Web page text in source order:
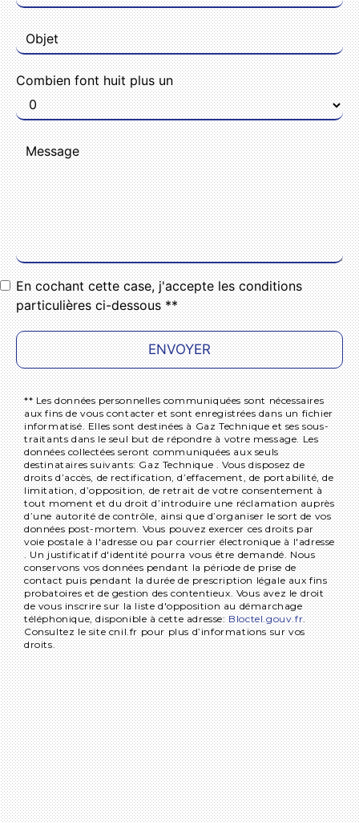
Combien font huit plus un
En cochant cette case, j'accepte les conditions
particulières ci-dessous **
ENVOYER
** Les données personnelles communiquées sont nécessaires
aux fins de vous contacter et sont enregistrées dans un fichier
informatisé. Elles sont destinées à Gaz Technique et ses sous-
traitants dans le seul but de répondre à votre message. Les
données collectées seront communiquées aux seuls
destinataires suivants: Gaz Technique . Vous disposez de
droits d’accès, de rectification, d’effacement, de portabilité, de
limitation, d’opposition, de retrait de votre consentement à
tout moment et du droit d’introduire une réclamation auprès
d’une autorité de contrôle, ainsi que d’organiser le sort de vos
données post-mortem. Vous pouvez exercer ces droits par
voie postale à l'adresse ou par courrier électronique à l'adresse
. Un justificatif d'identité pourra vous être demandé. Nous
conservons vos données pendant la période de prise de
contact puis pendant la durée de prescription légale aux fins
probatoires et de gestion des contentieux. Vous avez le droit
de vous inscrire sur la liste d'opposition au démarchage
téléphonique, disponible à cette adresse:Bloctel.gouv.fr.
Consultez le site cnil.fr pour plus d’informations sur vos
droits.